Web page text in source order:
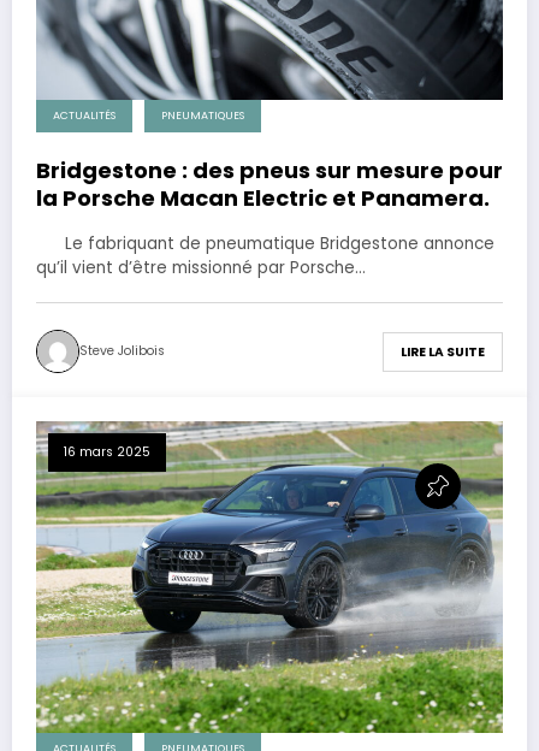
ACTUALITÉS PNEUMATIQUES
Bridgestone : des pneus sur mesure pour
la Porsche Macan Electric et Panamera.
Le fabriquant de pneumatique Bridgestone annonce
qu’il vient d’être missionné par Porsche…
Steve Jolibois LIRE LA SUITE
16 mars 2025